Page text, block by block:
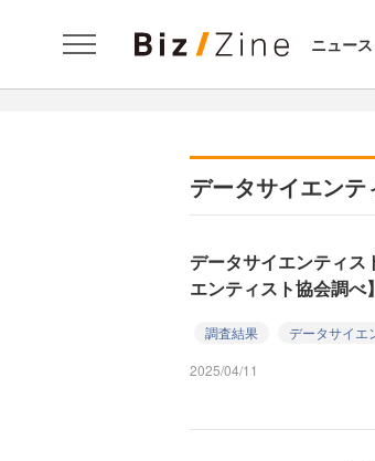
ニュース
データサイエン
データサイエンティス
エンティスト協会調べ】
調査結果 データサイエ
2025/04/11